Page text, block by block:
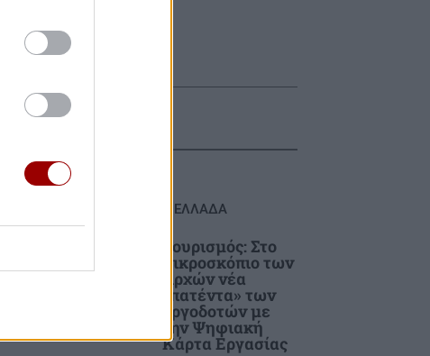
ΕΛΛΑΔΑ
Τουρισμός: Στο
μικροσκόπιο των
Αρχών νέα
«πατέντα» των
εργοδοτών με
την Ψηφιακή
Κάρτα Εργασίας